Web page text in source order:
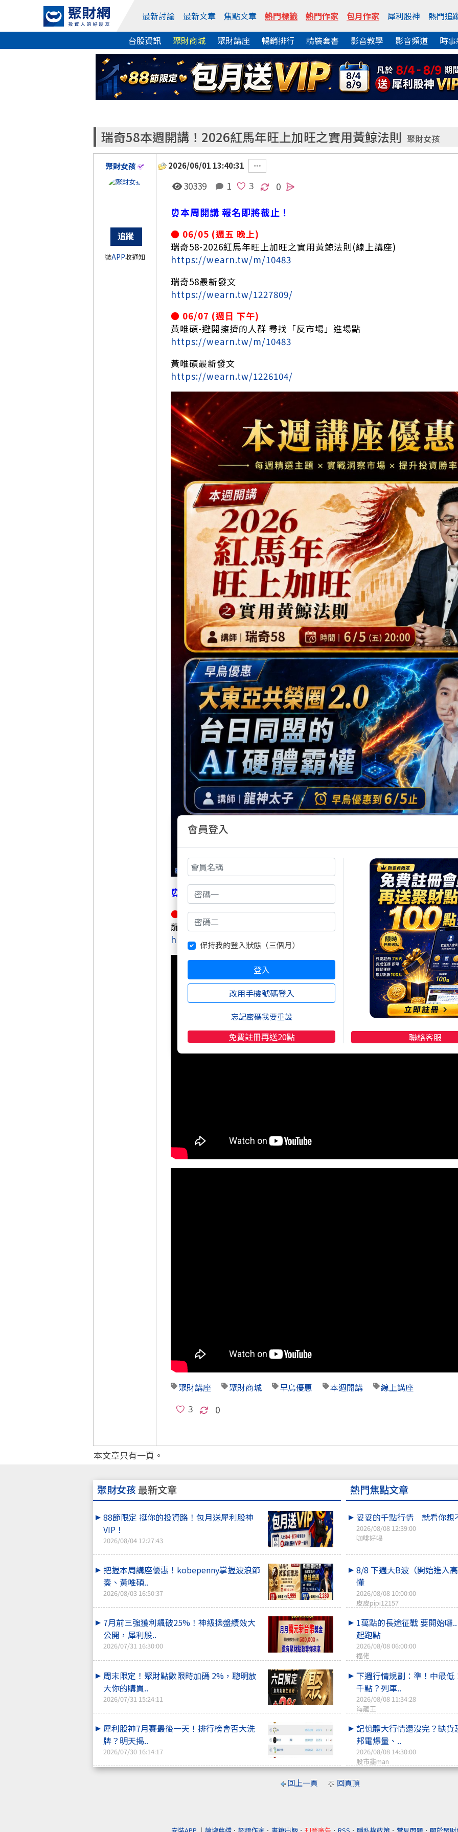
最新討論 最新文章 焦點文章 熱門標籤 熱門作家 包月作家 犀利股神
熱門追
台股資訊
聚財商城 聚財講座 暢銷排行 精裝套書 影音教學 影音頻道 時
瑞奇58本週開講！2026紅馬年旺上加旺之實用黃鯨法則 聚財女孩
聚財女孩
裝APP收通知
2026/06/01 13:40:31
30339 1
0
⏰本周開講 報名即將截止！
● 06/05 (週五 晚上)
瑞奇58-2026紅馬年旺上加旺之實用黃鯨法則(線上講座)
https://wearn.tw/m/10483
瑞奇58最新發文
https://wearn.tw/1227809/
● 06/07 (週日 下午)
黃唯碩-避開擁擠的人群 尋找「反市場」進場點
https://wearn.tw/m/10483
黃唯碩最新發文
https://wearn.tw/1226104/
⏰把握早鳥優惠！
● 早鳥優惠到 06/05
龍神太子-大東亞共榮圈2.0 台日同盟的 AI 硬體霸權(線上講座)
https://wearn.tw/m/10479
聚財講座 聚財商城 早鳥優惠 本週開講 線上講座
0
本文章只有一頁。
聚財女孩最新文章
88節限定 挺你的投資路！包月送犀利股神
VIP！
2026/08/04 12:27:43
把握本周講座優惠！kobepenny掌握波浪節
奏、黃唯碩..
2026/08/03 16:50:37
7月前三強獲利飆破25%！神級操盤績效大
公開，犀利股..
2026/07/31 16:30:00
周末限定！聚財點數限時加碼 2%，聰明放
大你的購買..
2026/07/31 15:24:11
犀利股神7月賽最後一天！排行榜會否大洗
牌？明天揭..
2026/07/30 16:14:17
熱門焦點文章
妥妥的千點行情 就看你想
2026/08/08 12:39:00
咖啡好喝
8/8 下週大B波（開始進入
懂
2026/08/08 10:00:00
皮皮pipi12157
1萬點的長途征戰 要開始囉
起跑點
2026/08/08 06:00:00
福佬
下週行情規劃：準！中最低
千點？列車..
2026/08/08 11:34:28
海龍王
記憶體大行情還沒完？缺
邦電爆量、..
2026/08/08 14:30:00
股市韭man
回上一頁 回頁頂
會員登入
保持我的登入狀態（三個月）
登入
改用手機號碼登入
忘記密碼我要重設
免費註冊再送20點 聯絡客服